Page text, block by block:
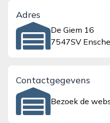
Adres
De Giem 16
7547SV
Contactgegevens
Bezoek de